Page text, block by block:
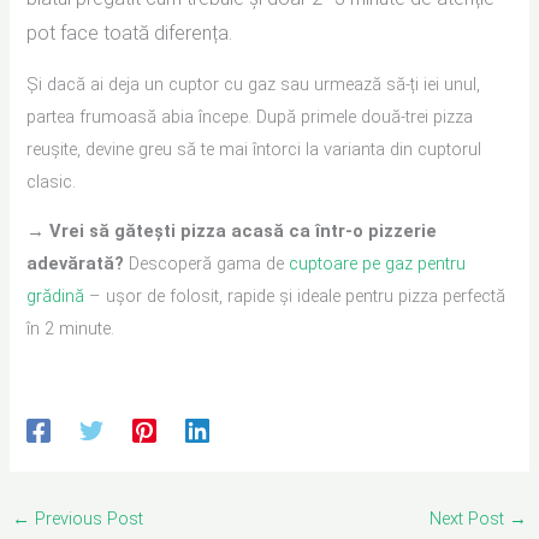
pot face toată diferența.
Și dacă ai deja un cuptor cu gaz sau urmează să-ți iei unul,
partea frumoasă abia începe. După primele două-trei pizza
reușite, devine greu să te mai întorci la varianta din cuptorul
clasic.
→ Vrei să gătești pizza acasă ca într-o pizzerie
adevărată? Descoperă gama de cuptoare pe gaz pentru
grădină – ușor de folosit, rapide și ideale pentru pizza perfectă
în 2 minute.
← Previous Post Next Post →